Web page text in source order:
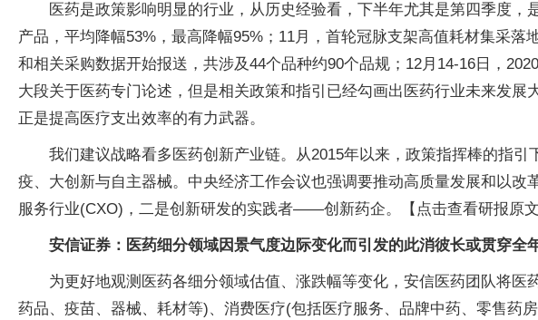
医药是政策影响明显的行业，从历史经验看，下半年尤其是第四季度
产品，平均降幅53%，最高降幅95%；11月，首轮冠脉支架高值耗材集采
和相关采购数据开始报送，共涉及44个品种约90个品规；12月14-16日，
大段关于医药专门论述，但是相关政策和指引已经勾画出医药行业未来发
正是提高医疗支出效率的有力武器。
我们建议战略看多医药创新产业链。从2015年以来，政策指挥棒的指
疫、大创新与自主器械。中央经济工作会议也强调要推动高质量发展和以
服务行业(CXO)，二是创新研发的实践者——创新药企。【点击查看研报原文
安信证券：医药细分领域因景气度边际变化而引发的此消彼长或贯穿全
为更好地观测医药各细分领域估值、涨跌幅等变化，安信医药团队将
药品、疫苗、器械、耗材等)、消费医疗(包括医疗服务、品牌中药、零售药